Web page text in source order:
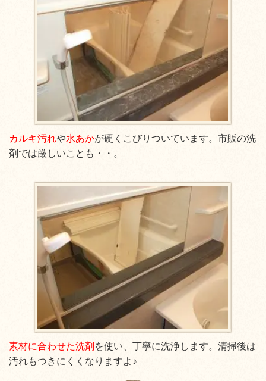
カルキ汚れや水あかが硬くこびりついています。市販の洗
剤では厳しいことも・・。
素材に合わせた洗剤 を使い、丁寧に洗浄します。清掃後は
汚れもつきにくくなりますよ♪